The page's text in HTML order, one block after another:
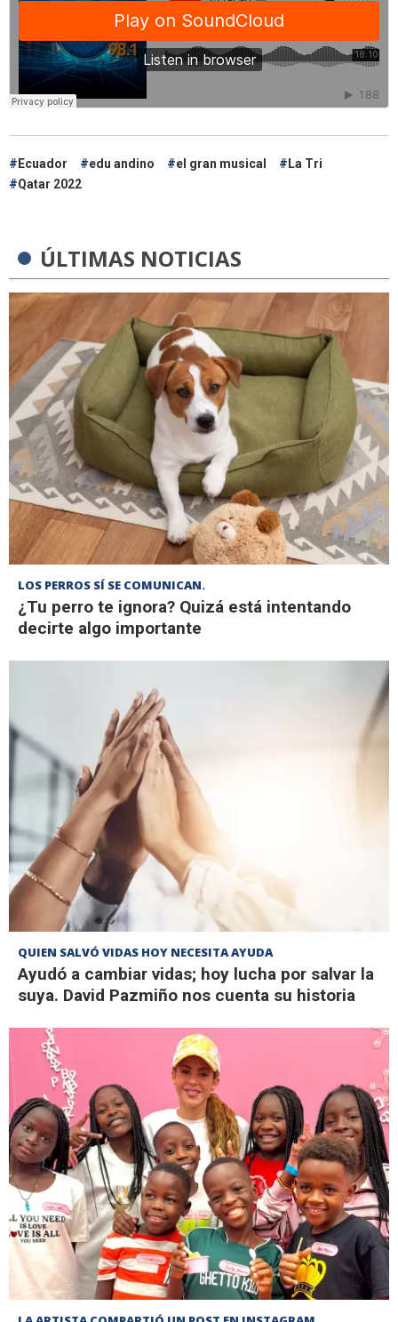
Ecuador edu andino el gran musical
La Tri
Qatar 2022
ÚLTIMAS NOTICIAS
LOS PERROS SÍ SE COMUNICAN.
¿Tu perro te ignora? Quizá está intentando
decirte algo importante
QUIEN SALVÓ VIDAS HOY NECESITA AYUDA
Ayudó a cambiar vidas; hoy lucha por salvar la
suya. David Pazmiño nos cuenta su historia